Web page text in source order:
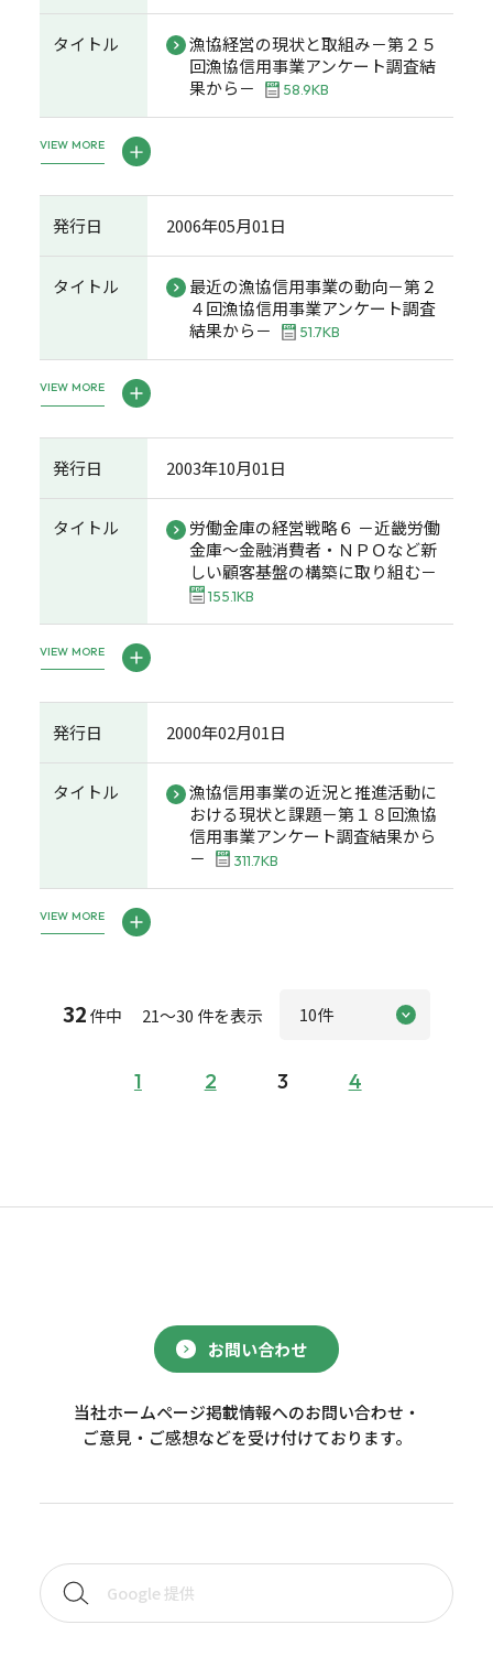
タイトル
漁協経営の現状と取組み－第２５
回漁協信用事業アンケート調査結
果から－
58.9KB
VIEW MORE
発行日 2006年05月01日
タイトル
最近の漁協信用事業の動向－第２
４回漁協信用事業アンケート調査
結果から－
51.7KB
VIEW MORE
発行日 2003年10月01日
タイトル
労働金庫の経営戦略６ －近畿労働
金庫～金融消費者・ＮＰＯなど新
しい顧客基盤の構築に取り組む－
155.1KB
VIEW MORE
発行日 2000年02月01日
タイトル
漁協信用事業の近況と推進活動に
おける現状と課題－第１８回漁協
信用事業アンケート調査結果から
－
311.7KB
VIEW MORE
32件中 21～30 件を表示
1 2 3 4
お問い合わせ
当社ホームページ掲載情報へのお問い合わせ・
ご意見・ご感想などを受け付けております。